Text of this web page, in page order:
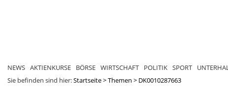
NEWS AKTIENKURSE BÖRSE WIRTSCHAFT POLITIK SPORT
Sie befinden sind hier:Startseite>Themen > DK0010287663